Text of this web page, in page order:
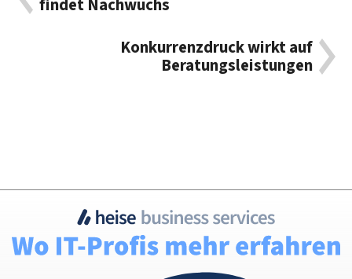
findet Nachwuchs
Konkurrenzdruck wirkt auf
Beratungsleistungen